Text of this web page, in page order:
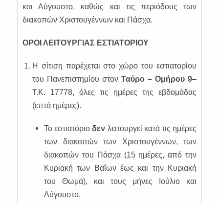
και Αύγουστο, καθώς και τις περιόδους των
διακοπών Χριστουγέννων και Πάσχα.
ΟΡΟΙ ΛΕΙΤΟΥΡΓΙΑΣ ΕΣΤΙΑΤΟΡΙΟΥ
Η σίτιση παρέχεται στο χώρο του εστιατορίου
του Πανεπιστημίου στον Ταύρο – Ομήρου 9–
Τ.Κ. 17778, όλες τις ημέρες της εβδομάδας
(επτά ημέρες).
Το εστιατόριοδεν λειτουργεί κατά τις ημέρες
των διακοπών των Χριστουγέννων, των
διακοπών του Πάσχα (15 ημέρες, από την
Κυριακή των Βαΐων έως και την Κυριακή
του Θωμά), και τους μήνες Ιούλιο και
Αύγουστο.